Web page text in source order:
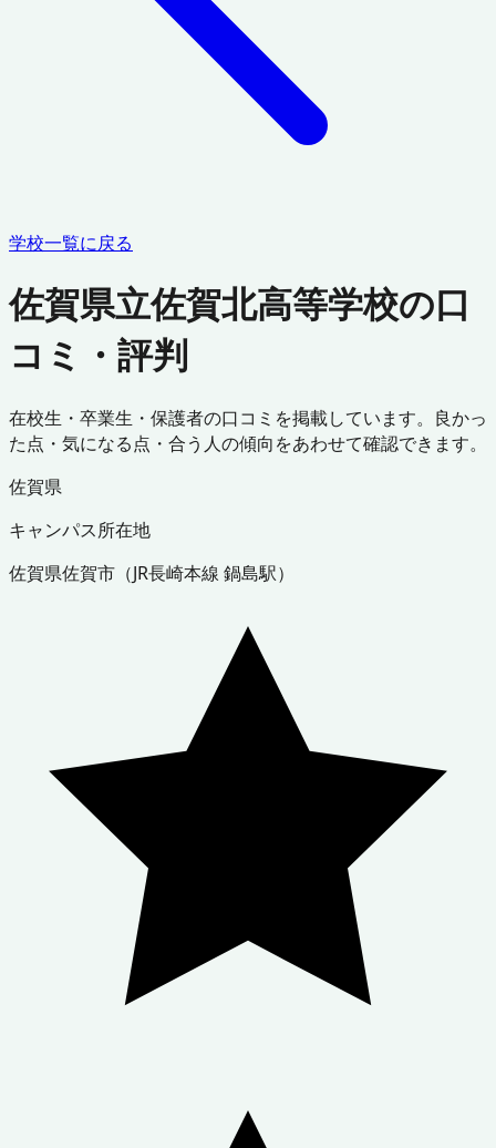
学校一覧に戻る
佐賀県立佐賀北高等学校の口
コミ・評判
在校生・卒業生・保護者の口コミを掲載しています。良かっ
た点・気になる点・合う人の傾向をあわせて確認できます。
佐賀県
キャンパス所在地
佐賀県佐賀市 （JR長崎本線 鍋島駅）